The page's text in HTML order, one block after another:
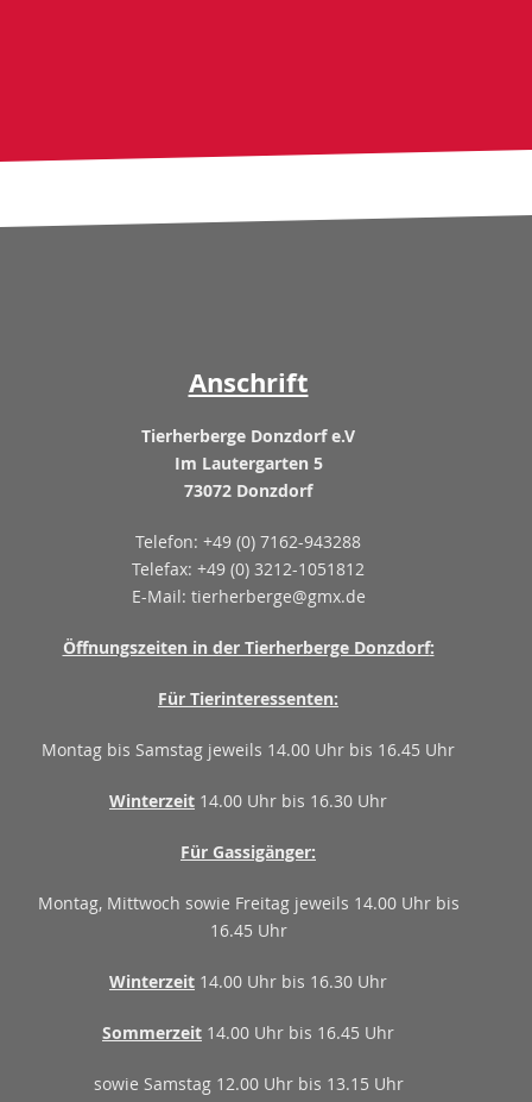
Anschrift
Tierherberge Donzdorf e.V
Im Lautergarten 5
73072 Donzdorf
Telefon: +49 (0) 7162-943288
Telefax: +49 (0) 3212-1051812
E-Mail: tierherberge@gmx.de
Öffnungszeiten in der Tierherberge Donzdorf:
Für Tierinteressenten:
Montag bis Samstag jeweils 14.00 Uhr bis 16.45 Uhr
Winterzeit 14.00 Uhr bis 16.30 Uhr
Für Gassigänger:
Montag, Mittwoch sowie Freitag jeweils 14.00 Uhr bis
16.45 Uhr
Winterzeit 14.00 Uhr bis 16.30 Uhr
Sommerzeit 14.00 Uhr bis 16.45 Uhr
sowie Samstag 12.00 Uhr bis 13.15 Uhr